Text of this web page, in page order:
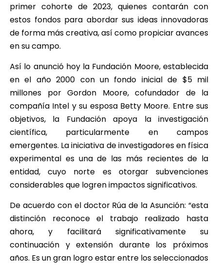
primer cohorte de 2023, quienes contarán con
estos fondos para abordar sus ideas innovadoras
de forma más creativa, así como propiciar avances
en su campo.
Así lo anunció hoy la Fundación Moore, establecida
en el año 2000 con un fondo inicial de $5 mil
millones por Gordon Moore, cofundador de la
compañía Intel y su esposa Betty Moore. Entre sus
objetivos, la Fundación apoya la investigación
científica, particularmente en campos
emergentes. La iniciativa de investigadores en física
experimental es una de las más recientes de la
entidad, cuyo norte es otorgar subvenciones
considerables que logren impactos significativos.
De acuerdo con el doctor Rúa de la Asunción: “esta
distinción reconoce el trabajo realizado hasta
ahora, y facilitará significativamente su
continuación y extensión durante los próximos
años. Es un gran logro estar entre los seleccionados